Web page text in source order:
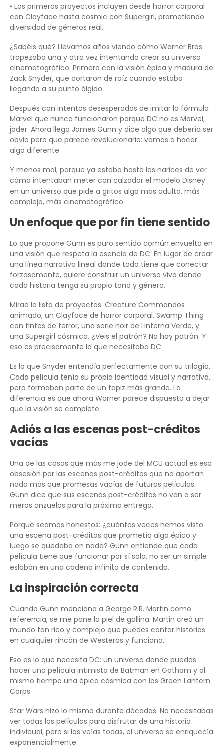
• Los primeros proyectos incluyen desde horror corporal
con Clayface hasta cosmic con Supergirl, prometiendo
diversidad de géneros real.
¿Sabéis qué? Llevamos años viendo cómo Warner Bros
tropezaba una y otra vez intentando crear su universo
cinematográfico. Primero con la visión épica y madura de
Zack Snyder, que cortaron de raíz cuando estaba
llegando a su punto álgido.
Después con intentos desesperados de imitar la fórmula
Marvel que nunca funcionaron porque DC no es Marvel,
joder. Ahora llega James Gunn y dice algo que debería ser
obvio pero que parece revolucionario: vamos a hacer
algo diferente.
Y menos mal, porque ya estaba hasta las narices de ver
cómo intentaban meter con calzador el modelo Disney
en un universo que pide a gritos algo más adulto, más
complejo, más cinematográfico.
Un enfoque que por fin tiene sentido
Lo que propone Gunn es puro sentido común envuelto en
una visión que respeta la esencia de DC. En lugar de crear
una línea narrativa lineal donde todo tiene que conectar
forzosamente, quiere construir un universo vivo donde
cada historia tenga su propio tono y género.
Mirad la lista de proyectos: Creature Commandos
animado, un Clayface de horror corporal, Swamp Thing
con tintes de terror, una serie noir de Linterna Verde, y
una Supergirl cósmica. ¿Veis el patrón? No hay patrón. Y
eso es precisamente lo que necesitaba DC.
Es lo que Snyder entendía perfectamente con su trilogía.
Cada película tenía su propia identidad visual y narrativa,
pero formaban parte de un tapiz más grande. La
diferencia es que ahora Warner parece dispuesta a dejar
que la visión se complete.
Adiós a las escenas post-créditos
vacías
Una de las cosas que más me jode del MCU actual es esa
obsesión por las escenas post-créditos que no aportan
nada más que promesas vacías de futuras películas.
Gunn dice que sus escenas post-créditos no van a ser
meros anzuelos para la próxima entrega.
Porque seamos honestos: ¿cuántas veces hemos visto
una escena post-créditos que prometía algo épico y
luego se quedaba en nada? Gunn entiende que cada
película tiene que funcionar por sí sola, no ser un simple
eslabón en una cadena infinita de contenido.
La inspiración correcta
Cuando Gunn menciona a George R.R. Martin como
referencia, se me pone la piel de gallina. Martin creó un
mundo tan rico y complejo que puedes contar historias
en cualquier rincón de Westeros y funciona.
Eso es lo que necesita DC: un universo donde puedas
hacer una película intimista de Batman en Gotham y al
mismo tiempo una épica cósmica con los Green Lantern
Corps.
Star Wars hizo lo mismo durante décadas. No necesitabas
ver todas las películas para disfrutar de una historia
individual, pero si las veías todas, el universo se enriquecía
exponencialmente.